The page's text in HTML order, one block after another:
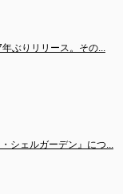
ぶりリリース。その...
シェルガーデン』につ...